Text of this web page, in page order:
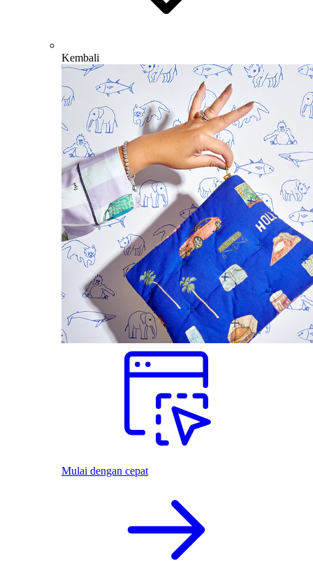
Kembali
Mulai dengan cepat